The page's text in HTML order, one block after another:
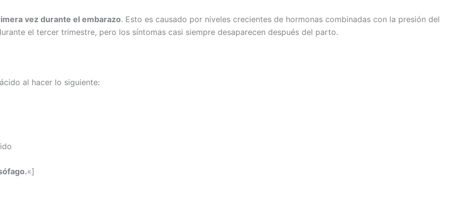
vez durante el embarazo. Esto es causado por niveles crecientes de hormonas combinadas con la presión del
el tercer trimestre, pero los síntomas casi siempre desaparecen después del parto.
al hacer lo siguiente:
«]